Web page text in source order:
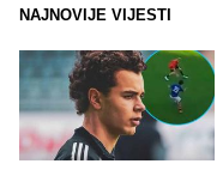
NAJNOVIJE VIJESTI